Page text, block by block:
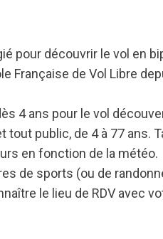
pour découvrir le vol en
Française de Vol Libre
4 ans pour le vol
tout public, de 4 à 77 ans.
en fonction de la météo.
de sports (ou de
le lieu de RDV avec